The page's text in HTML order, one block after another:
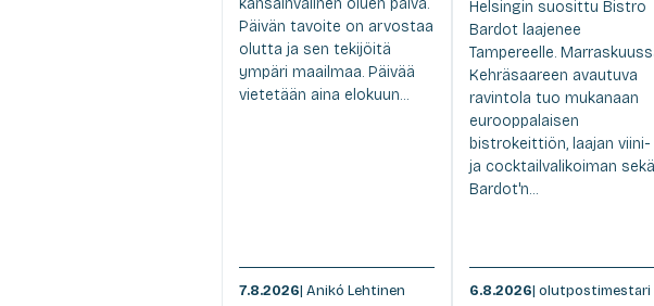
kansainvälinen oluen päivä.
Päivän tavoite on arvostaa
olutta ja sen tekijöitä
ympäri maailmaa. Päivää
vietetään aina elokuun...
7.8.2026| Anikó Lehtinen
Helsingin suosittu Bistro
Bardot laajenee
Tampereelle.
Kehräsaareen avautuva
ravintola tuo mukanaan
eurooppalaisen
bistrokeittiön, laajan viini-
ja cocktailvalikoiman sekä
Bardot'n...
6.8.2026| olutpostimestari